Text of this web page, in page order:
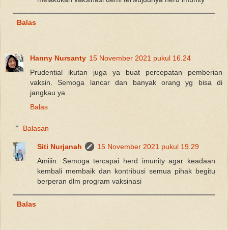
Balas
Hanny Nursanty 15 November 2021 pukul 16.24
Prudential ikutan juga ya buat percepatan pemberian
vaksin. Semoga lancar dan banyak orang yg bisa di
jangkau ya
Balas
Balasan
Siti Nurjanah
15 November 2021 pukul 19.29
Amiiin. Semoga tercapai herd imunity agar keadaan
kembali membaik dan kontribusi semua pihak begitu
berperan dlm program vaksinasi
Balas